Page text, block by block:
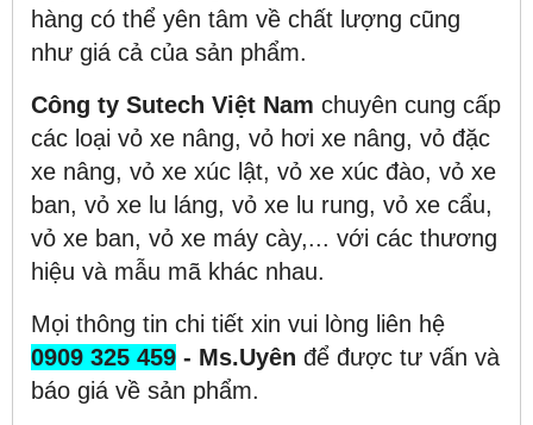
hàng có thể yên tâm về chất lượng cũng
như giá cả của sản phẩm.
Công ty Sutech Việt Nam chuyên cung cấp
các loại vỏ xe nâng, vỏ hơi xe nâng, vỏ đặc
xe nâng, vỏ xe xúc lật, vỏ xe xúc đào, vỏ xe
ban, vỏ xe lu láng, vỏ xe lu rung, vỏ xe cẩu,
vỏ xe ban, vỏ xe máy cày,... với các thương
hiệu và mẫu mã khác nhau.
Mọi thông tin chi tiết xin vui lòng liên hệ
0909 325 459 - Ms.Uyên để được tư vấn và
báo giá về sản phẩm.